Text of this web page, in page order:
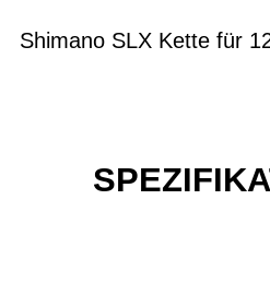
Shimano SLX Kette für